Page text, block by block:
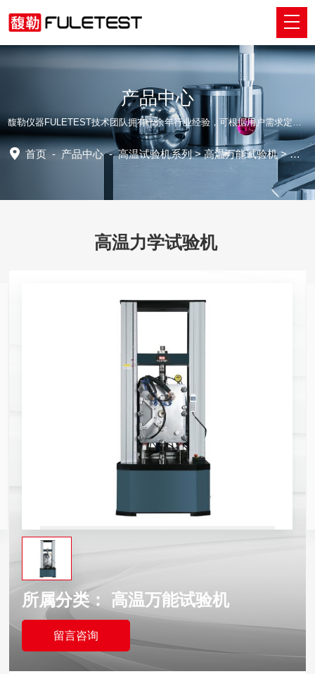
产品中心
馥勒仪器FULETEST技术团队拥有十余年行业经验，可根据用户需求定制适配的专业解决方案。
首页 - 产品中心-高温试验机系列>高温万能试验机 > 高温力学试验机
高温力学试验机
所属分类： 高温万能试验机
留言咨询